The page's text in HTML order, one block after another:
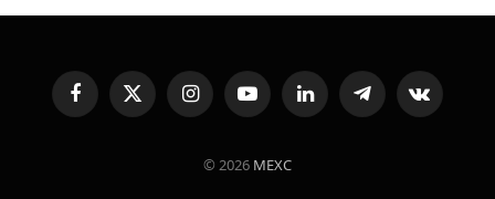
FacebookX
(Twitter)
InstagramYouTubeLinkedInTelegramVKontakte
© 2026 MEXC